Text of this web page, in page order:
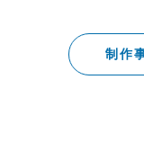
制作